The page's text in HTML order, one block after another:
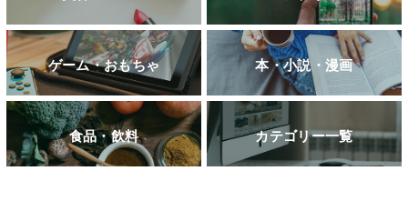
ゲーム・おもちゃ 本・小説・漫画
食品・飲料 カテゴリー一覧